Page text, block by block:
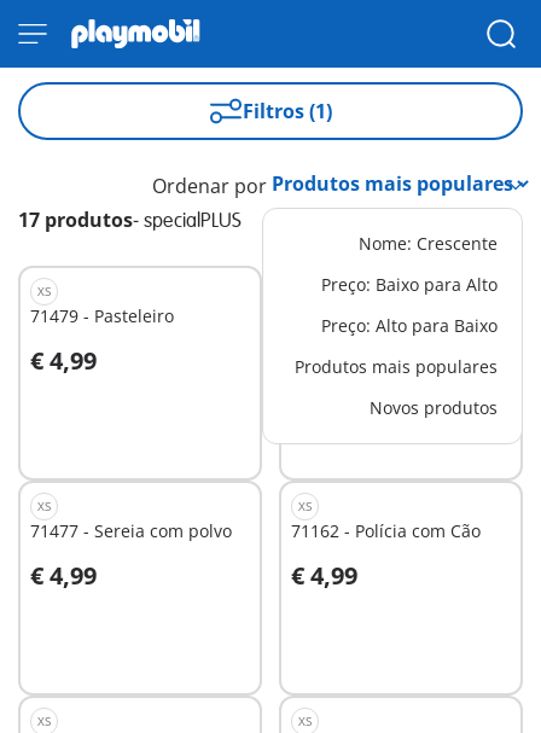
Filtros (1)
17 produtos- specialPLUS
Ordenar por
Nome: Crescente
Preço: Baixo para Alto
Preço: Alto para Baixo
Produtos mais populares
Novos produtos
XS
71479 - Pasteleiro
€ 4,99
Ao carrinho
71161 - Pizzaiolo
€ 4,99
Ao carrinho
XS
71477 - Sereia com polvo
€ 4,99
Ao carrinho
XS
71162 - Polícia com Cão
€ 4,99
Ao carrinho
XS XS